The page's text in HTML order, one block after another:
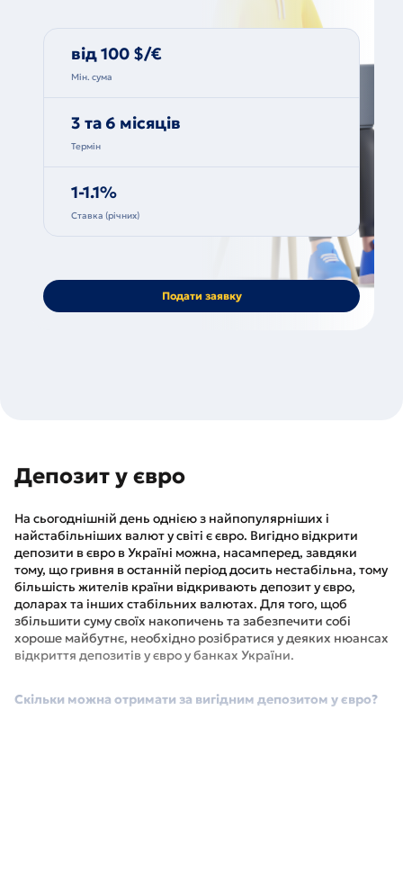
від 100 $/€
Мін. сума
3 та 6 місяців
Термін
1-1.1%
Ставка (річних)
Подати заявку
Депозит у євро
На сьогоднішній день однією з найпопулярніших і
найстабільніших валют у світі є євро. Вигідно відкрити
депозити в євро в Україні можна, насамперед, завдяки
тому, що гривня в останній період досить нестабільна, тому
більшість жителів країни відкривають депозит у євро,
доларах та інших стабільних валютах. Для того, щоб
збільшити суму своїх накопичень та забезпечити собі
хороше майбутнє, необхідно розібратися у деяких нюансах
відкриття депозитів у євро у банках України.
Скільки можна отримати за вигідним депозитом у євро?